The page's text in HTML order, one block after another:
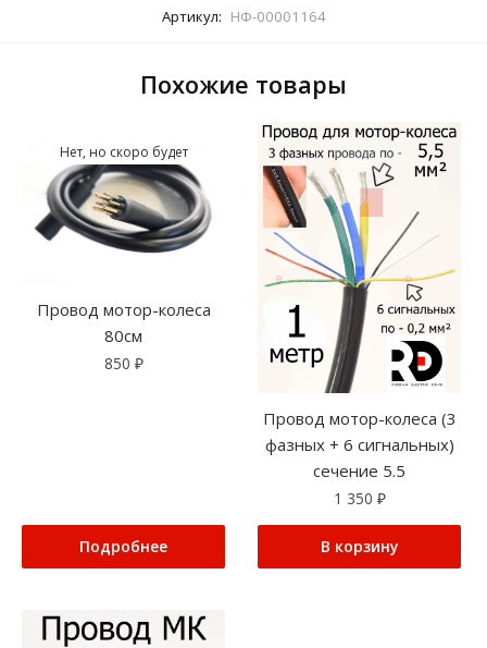
Артикул: НФ-00001164
Похожие товары
Нет, но скоро будет
Провод мотор-колеса
80см
850 ₽
Подробнее
Провод мотор-колеса (3
фазных + 6 сигнальных)
сечение 5.5
1 350 ₽
В корзину